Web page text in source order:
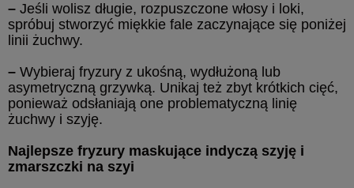
– Jeśli wolisz długie, rozpuszczone włosy i loki,
spróbuj stworzyć miękkie fale zaczynające się poniżej
linii żuchwy.
– Wybieraj fryzury z ukośną, wydłużoną lub
asymetryczną grzywką. Unikaj też zbyt krótkich cięć,
ponieważ odsłaniają one problematyczną linię
żuchwy i szyję.
Najlepsze fryzury maskujące indyczą szyję i
zmarszczki na szyi